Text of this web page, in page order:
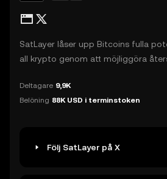
SatLayer låser upp Bitcoins fulla
all krypto genom att möjliggöra
för slashing. Bitcoin Validated
få tillgång till Bitcoin-stödda krypto-
driver SatLayer framtiden för
Deltagare 9,9K
Belöning 88K USD i terminstoken
Följ SatLayer på X